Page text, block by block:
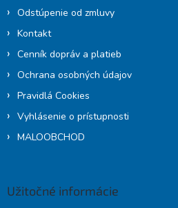
Odstúpenie od zmluvy
Kontakt
Cenník dopráv a platieb
Ochrana osobných údajov
Pravidlá Cookies
Vyhlásenie o prístupnosti
MALOOBCHOD
Užitočné informácie